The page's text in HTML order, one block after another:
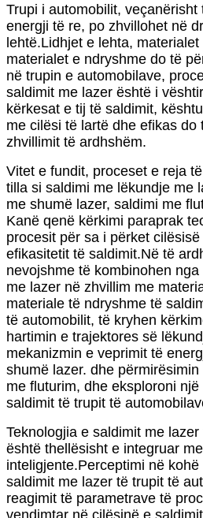
Trupi i automobilit,
energji të re, po zhvillohet në
lehtë.Lidhjet e lehta,
materialet e ndryshme do të
në trupin e automobilave,
saldimit me lazer është i
kërkesat e tij të saldimit,
me cilësi të lartë dhe efikas do
zhvillimit të ardhshëm.
Vitet e fundit, proceset e reja
tilla si saldimi me lëkundje me
me shumë lazer, saldimi me
Kanë qenë kërkimi paraprak
procesit për sa i përket
efikasitetit të saldimit.Në të
nevojshme të kombinohen
me lazer në zhvillim me
materiale të ndryshme të
të automobilit, të kryhen
hartimin e trajektores së
mekanizmin e veprimit të
shumë lazer. dhe
me fluturim, dhe eksploroni
saldimit të trupit të
Teknologjia e saldimit me
është thellësisht e integruar
inteligjente.Perceptimi në
saldimit me lazer të trupit të
reagimit të parametrave të
vendimtar në cilësinë e